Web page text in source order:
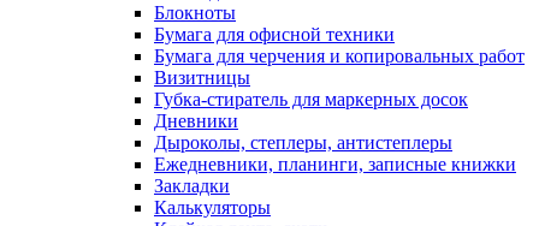
Блокноты
Бумага для офисной техники
Бумага для черчения и копировальных работ
Визитницы
Губка-стиратель для маркерных досок
Дневники
Дыроколы, степлеры, антистеплеры
Ежедневники, планинги, записные книжки
Закладки
Калькуляторы